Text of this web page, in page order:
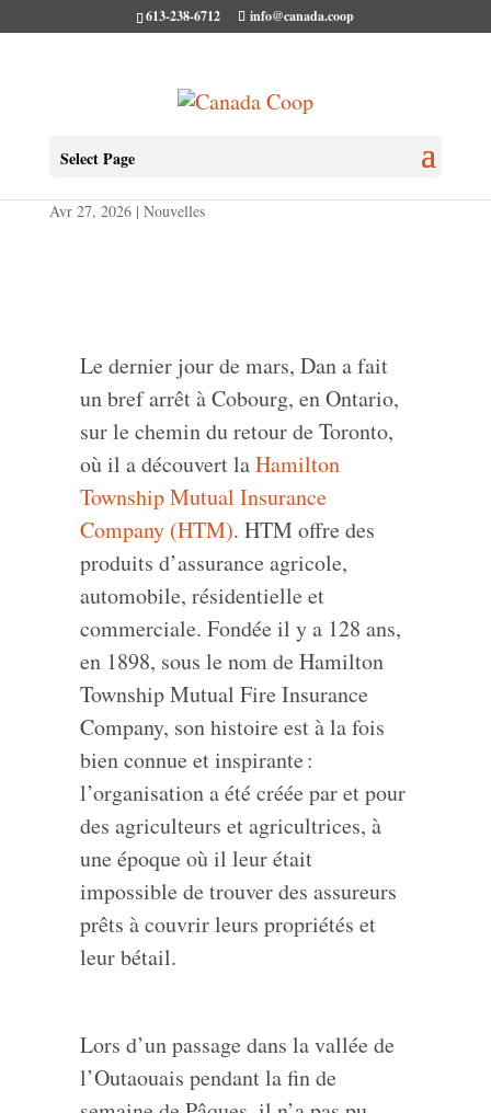
613-238-6712 info@canada.coop
Select Page
Dan en cavale – avril 2026
Avr 27, 2026| Nouvelles
Le dernier jour de mars, Dan a fait
un bref arrêt à Cobourg, en Ontario,
sur le chemin du retour de Toronto,
où il a découvert laHamilton
Township Mutual Insurance
Company (HTM). HTM offre des
produits d’assurance agricole,
automobile, résidentielle et
commerciale. Fondée il y a 128 ans,
en 1898, sous le nom de Hamilton
Township Mutual Fire Insurance
Company, son histoire est à la fois
bien connue et inspirante :
l’organisation a été créée par et pour
des agriculteurs et agricultrices, à
une époque où il leur était
impossible de trouver des assureurs
prêts à couvrir leurs propriétés et
leur bétail.
Lors d’un passage dans la vallée de
l’Outaouais pendant la fin de